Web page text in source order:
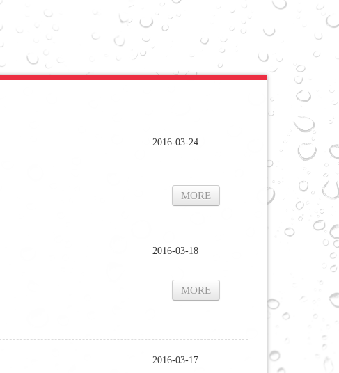
2016-03-24
MORE
2016-03-18
MORE
2016-03-17